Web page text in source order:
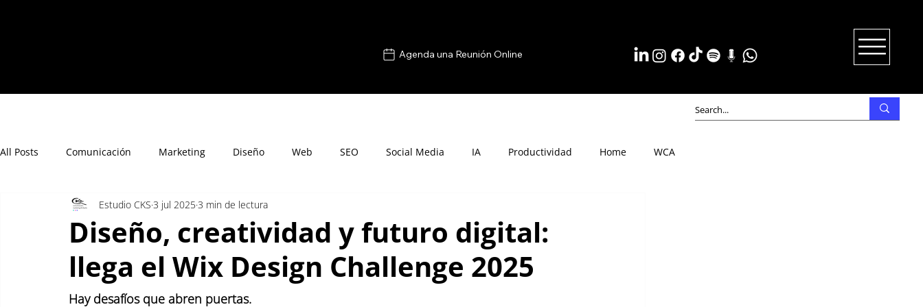
Agenda una Reunión Online
All Posts Comunicación Marketing Diseño Web SEO Social Media IA Productividad Home WCA
Diseño, creatividad y futuro digital:
llega el Wix Design Challenge 2025
Estudio CKS 3 jul 2025 3 min de lectura
Hay desafíos que abren puertas.